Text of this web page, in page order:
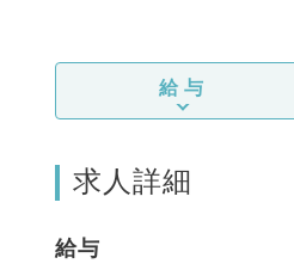
給与
求人詳細
給与